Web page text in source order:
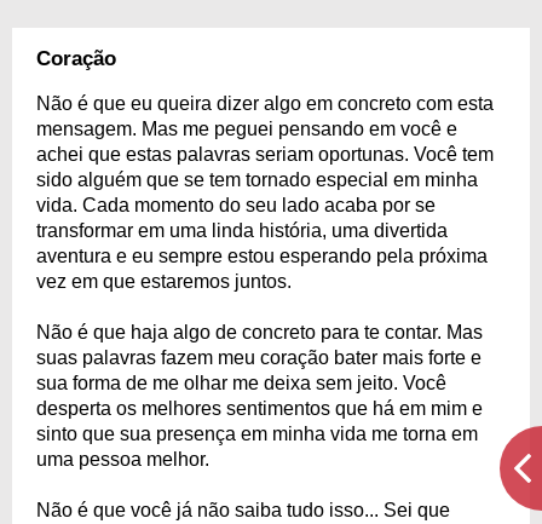
Coração
Não é que eu queira dizer algo em concreto com esta
mensagem. Mas me peguei pensando em você e
achei que estas palavras seriam oportunas. Você tem
sido alguém que se tem tornado especial em minha
vida. Cada momento do seu lado acaba por se
transformar em uma linda história, uma divertida
aventura e eu sempre estou esperando pela próxima
vez em que estaremos juntos.
Não é que haja algo de concreto para te contar. Mas
suas palavras fazem meu coração bater mais forte e
sua forma de me olhar me deixa sem jeito. Você
desperta os melhores sentimentos que há em mim e
sinto que sua presença em minha vida me torna em
uma pessoa melhor.
Não é que você já não saiba tudo isso... Sei que